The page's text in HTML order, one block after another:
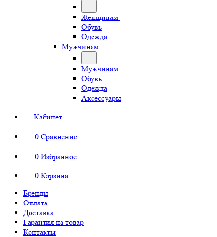
Женщинам
Обувь
Одежда
Мужчинам
Мужчинам
Обувь
Одежда
Аксессуары
Кабинет
0 Сравнение
0 Избранное
0 Корзина
Бренды
Оплата
Доставка
Гарантия на товар
Контакты